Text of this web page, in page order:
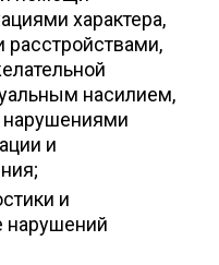
характера,
насилием,
нарушениями
и
и
нарушений